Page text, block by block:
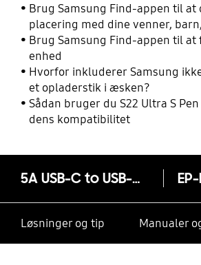
Brug Samsung Find-appen til at
placering med dine venner,
andre kontakter
Brug Samsung Find-appen til
enhed
Hvorfor inkluderer Samsung
et opladerstik i æsken?
Sådan bruger du S22 Ultra S
dens kompatibilitet
5A USB-C to USB-C Cable 1,8m
Løsninger og tip Manualer